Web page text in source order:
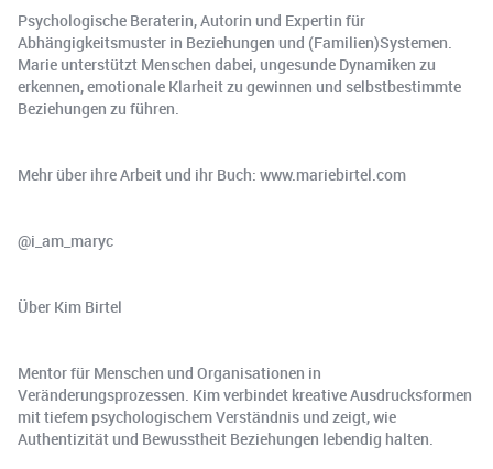
Psychologische Beraterin, Autorin und Expertin für
Abhängigkeitsmuster in Beziehungen und (Familien)Systemen.
Marie unterstützt Menschen dabei, ungesunde Dynamiken zu
erkennen, emotionale Klarheit zu gewinnen und selbstbestimmte
Beziehungen zu führen.
Mehr über ihre Arbeit und ihr Buch: www.mariebirtel.com
@i_am_maryc
Über Kim Birtel
Mentor für Menschen und Organisationen in
Veränderungsprozessen. Kim verbindet kreative Ausdrucksformen
mit tiefem psychologischem Verständnis und zeigt, wie
Authentizität und Bewusstheit Beziehungen lebendig halten.